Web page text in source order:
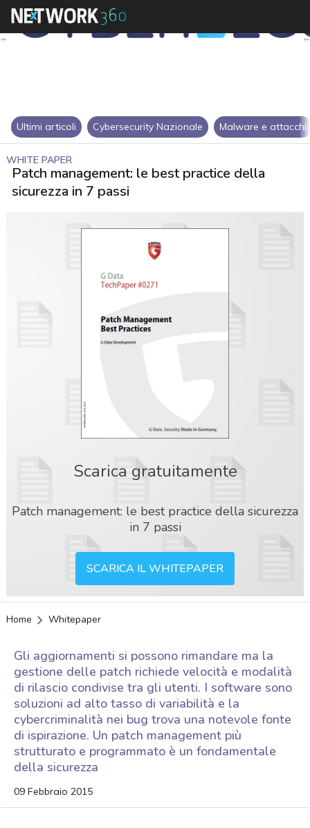
Ultimi articoli Cybersecurity Nazionale Malware e attacchi
WHITE PAPER
Patch management: le best practice della
sicurezza in 7 passi
Scarica gratuitamente
Patch management: le best practice della sicurezza
in 7 passi
SCARICA IL WHITEPAPER
Home Whitepaper
Gli aggiornamenti si possono rimandare ma la
gestione delle patch richiede velocità e modalità
di rilascio condivise tra gli utenti. I software sono
soluzioni ad alto tasso di variabilità e la
cybercriminalità nei bug trova una notevole fonte
di ispirazione. Un patch management più
strutturato e programmato è un fondamentale
della sicurezza
09 Febbraio 2015